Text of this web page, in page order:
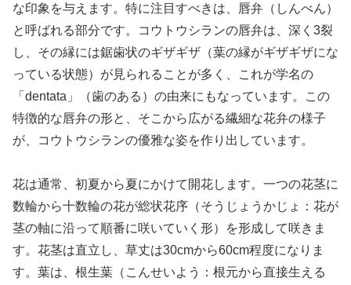
な印象を与えます。特に注目すべきは、唇弁（しんべん）
と呼ばれる部分です。コウトウシランの唇弁は、深く3裂
し、その縁には鋸歯状のギザギザ（葉の縁がギザギザにな
っている状態）が見られることが多く、これが学名の
「dentata」（歯のある）の由来にもなっています。この
特徴的な唇弁の形と、そこから広がる繊細な花弁の様子
が、コウトウシランの優雅な姿を作り出しています。
花は通常、初夏から夏にかけて開花します。一つの花茎に
数輪から十数輪の花が総状花序（そうじょうかじょ：花が
茎の軸に沿って順番に咲いていく形）を形成して咲きま
す。花茎は直立し、草丈は30cmから60cm程度になりま
す。葉は、根生葉（こんせいよう：根元から直接生える